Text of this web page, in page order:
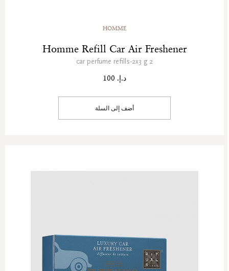
HOMME
Homme Refill Car Air Freshener
2 car perfume refills-2x3 g
د.إ. 100
أضف إلى السلة